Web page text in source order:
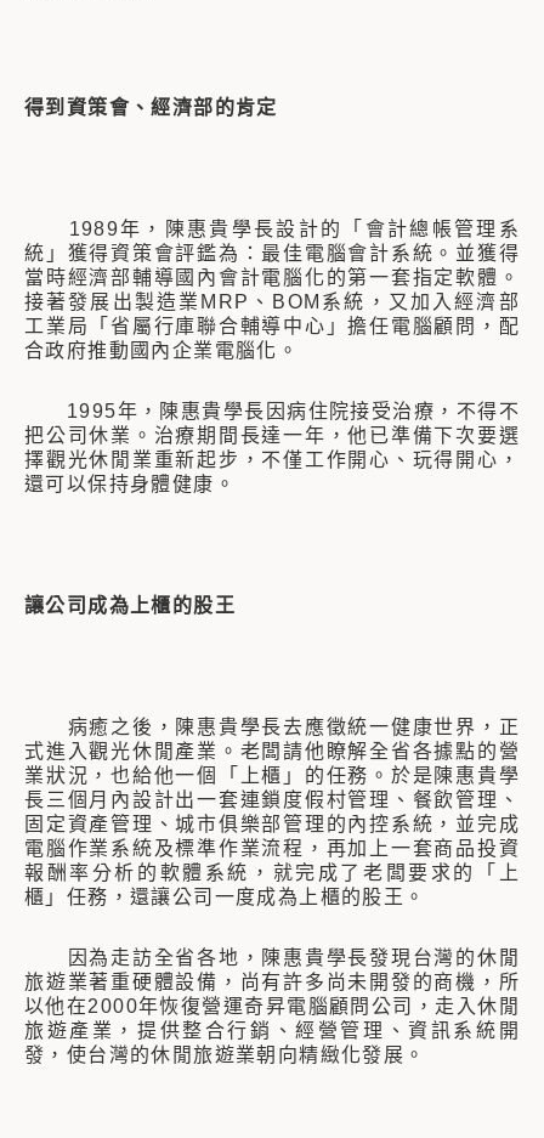
得到資策會、經濟部的肯定
1989年，陳惠貴學長設計的「會計總帳管理系
統」獲得資策會評鑑為：最佳電腦會計系統。並獲得
當時經濟部輔導國內會計電腦化的第一套指定軟體。
接著發展出製造業MRP、BOM系統，又加入經濟部
工業局「省屬行庫聯合輔導中心」擔任電腦顧問，配
合政府推動國內企業電腦化。
1995年，陳惠貴學長因病住院接受治療，不得不
把公司休業。治療期間長達一年，他已準備下次要選
擇觀光休閒業重新起步，不僅工作開心、玩得開心，
還可以保持身體健康。
讓公司成為上櫃的股王
病癒之後，陳惠貴學長去應徵統一健康世界，正
式進入觀光休閒產業。老闆請他瞭解全省各據點的營
業狀況，也給他一個「上櫃」的任務。於是陳惠貴學
長三個月內設計出一套連鎖度假村管理、餐飲管理、
固定資產管理、城市俱樂部管理的內控系統，並完成
電腦作業系統及標準作業流程，再加上一套商品投資
報酬率分析的軟體系統，就完成了老闆要求的「上
櫃」任務，還讓公司一度成為上櫃的股王。
因為走訪全省各地，陳惠貴學長發現台灣的休閒
旅遊業著重硬體設備，尚有許多尚未開發的商機，所
以他在2000年恢復營運奇昇電腦顧問公司，走入休閒
旅遊產業，提供整合行銷、經營管理、資訊系統開
發，使台灣的休閒旅遊業朝向精緻化發展。